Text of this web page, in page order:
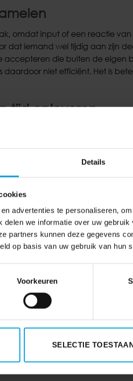
Details
advertenties te personaliseren,
delen we informatie over uw
partners kunnen deze gegevens
op basis van uw gebruik van hun
Voorkeuren
SELECTIE
omdat input of een reactie
dat iemand wel tijdig aan zijn
accepteren die buiten de eigen
niet efficiënt. Het is
tijd opleveren
Duren taken steeds langer dan
de taak uit te voeren. Het
het einde van de week
erna op een andere manier
bureau makkelijker op